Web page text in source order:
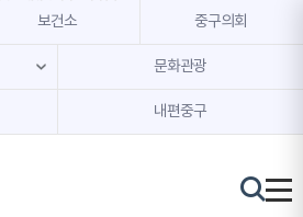
본문 내용 바로가기
주메뉴 바로가기
보건소 중구의회
문화관광
내편중구